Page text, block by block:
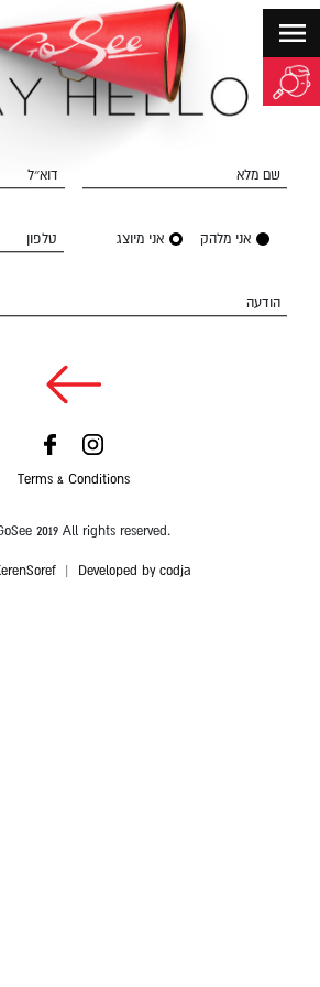
שם מלא דוא״ל
אני מלהק אני מיוצג טלפון
הודעה
Terms & Conditions
2019 All rights reserved.
Developed by codja